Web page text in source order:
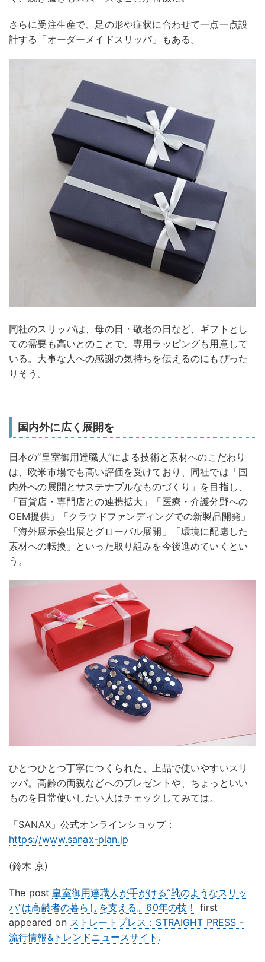
さらに受注生産で、足の形や症状に合わせて一点一点設
計する「オーダーメイドスリッパ」もある。
同社のスリッパは、母の日・敬老の日など、ギフトとし
ての需要も高いとのことで、専用ラッピングも用意して
いる。大事な人への感謝の気持ちを伝えるのにもぴった
りそう。
国内外に広く展開を
日本の“皇室御用達職人”による技術と素材へのこだわり
は、欧米市場でも高い評価を受けており、同社では「国
内外への展開とサステナブルなものづくり」を目指し、
「百貨店・専門店との連携拡大」「医療・介護分野への
OEM提供」「クラウドファンディングでの新製品開発」
「海外展示会出展とグローバル展開」「環境に配慮した
素材への転換」といった取り組みを今後進めていくとい
う。
ひとつひとつ丁寧につくられた、上品で使いやすいスリ
ッパ。高齢の両親などへのプレゼントや、ちょっといい
ものを日常使いしたい人はチェックしてみては。
「SANAX」公式オンラインショップ：
https://www.sanax-plan.jp
(鈴木 京)
The post 皇室御用達職人が手がける“靴のようなスリッ
パ”は高齢者の暮らしを支える。60年の技！
first
appeared on ストレートプレス：STRAIGHT PRESS -
流行情報&トレンドニュースサイト .